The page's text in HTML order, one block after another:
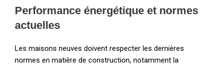
Performance énergétique et normes
actuelles
Les maisons neuves doivent respecter les dernières
normes en matière de construction, notamment la